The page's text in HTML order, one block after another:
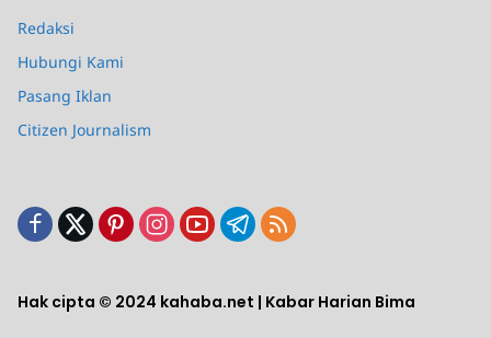
Redaksi
Hubungi Kami
Pasang Iklan
Citizen Journalism
Hak cipta © 2024 kahaba.net | Kabar Harian Bima